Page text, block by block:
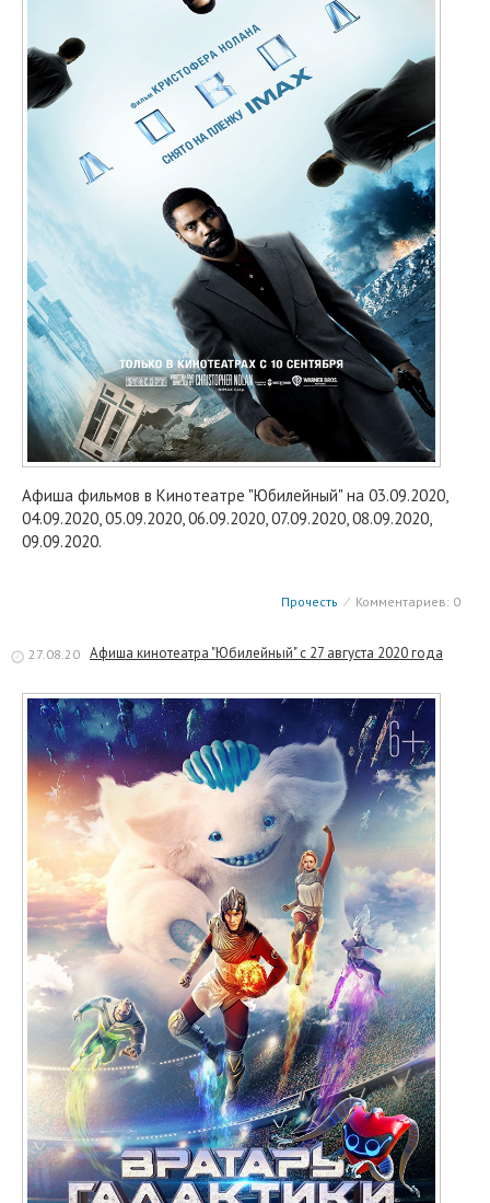
Афиша фильмов в Кинотеатре "Юбилейный" на 03.09.2020,
04.09.2020, 05.09.2020, 06.09.2020, 07.09.2020, 08.09.2020,
09.09.2020.
Прочесть ⁄ Комментариев: 0
27.08.20 Афиша кинотеатра "Юбилейный" c 27 августа 2020 года